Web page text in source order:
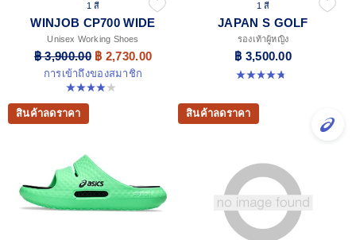
1 สี
WINJOB CP700 WIDE
Unisex Working Shoes
฿ 3,900.00 ฿ 2,730.00
การเข้าถึงของสมาชิก
3.9 จาก 5 ดาว 16 รีวิว
1 สี
JAPAN S GOLF
รองเท้าผู้หญิง
฿ 3,500.00
4.8 จาก 5 ดาว 4 รีวิว
สินค้าลดราคา สินค้าลดราคา